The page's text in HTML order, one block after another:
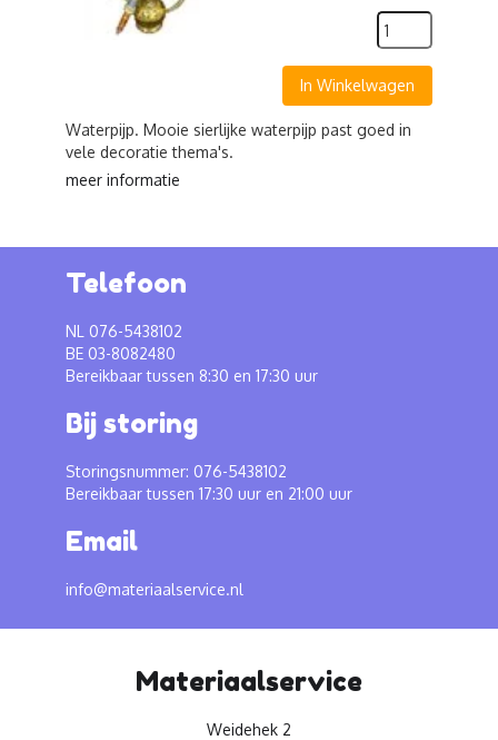
In Winkelwagen
Waterpijp. Mooie sierlijke waterpijp past goed in
vele decoratie thema's.
meer informatie
Telefoon
NL 076-5438102
BE 03-8082480
Bereikbaar tussen 8:30 en 17:30 uur
Bij storing
Storingsnummer: 076-5438102
Bereikbaar tussen 17:30 uur en 21:00 uur
Email
info@materiaalservice.nl
Materiaalservice
Weidehek 2